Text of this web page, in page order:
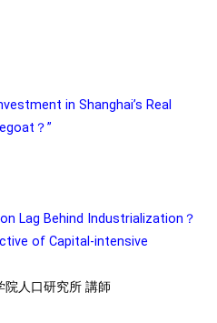
in Shanghai’s Real
？”
Lag Behind Industrialization？
of Capital-intensive
院人口研究所 講師